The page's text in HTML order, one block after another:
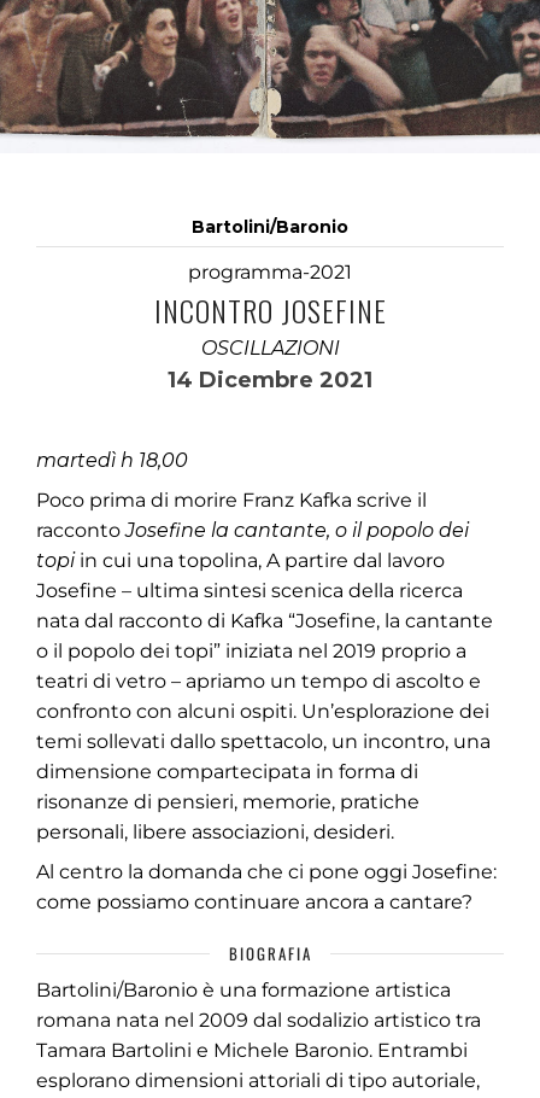
Bartolini/Baronio
programma-2021
INCONTRO JOSEFINE
OSCILLAZIONI
14 Dicembre 2021
martedì h 18,00
Poco prima di morire Franz Kafka scrive il
raccontoJosefine la cantante, o il popolo dei
topi in cui una topolina, A partire dal lavoro
Josefine – ultima sintesi scenica della ricerca
nata dal racconto di Kafka “Josefine, la cantante
o il popolo dei topi” iniziata nel 2019 proprio a
teatri di vetro – apriamo un tempo di ascolto e
confronto con alcuni ospiti. Un’esplorazione dei
temi sollevati dallo spettacolo, un incontro, una
dimensione compartecipata in forma di
risonanze di pensieri, memorie, pratiche
personali, libere associazioni, desideri.
Al centro la domanda che ci pone oggi Josefine:
come possiamo continuare ancora a cantare?
BIOGRAFIA
Bartolini/Baronio è una formazione artistica
romana nata nel 2009 dal sodalizio artistico tra
Tamara Bartolini e Michele Baronio. Entrambi
esplorano dimensioni attoriali di tipo autoriale,